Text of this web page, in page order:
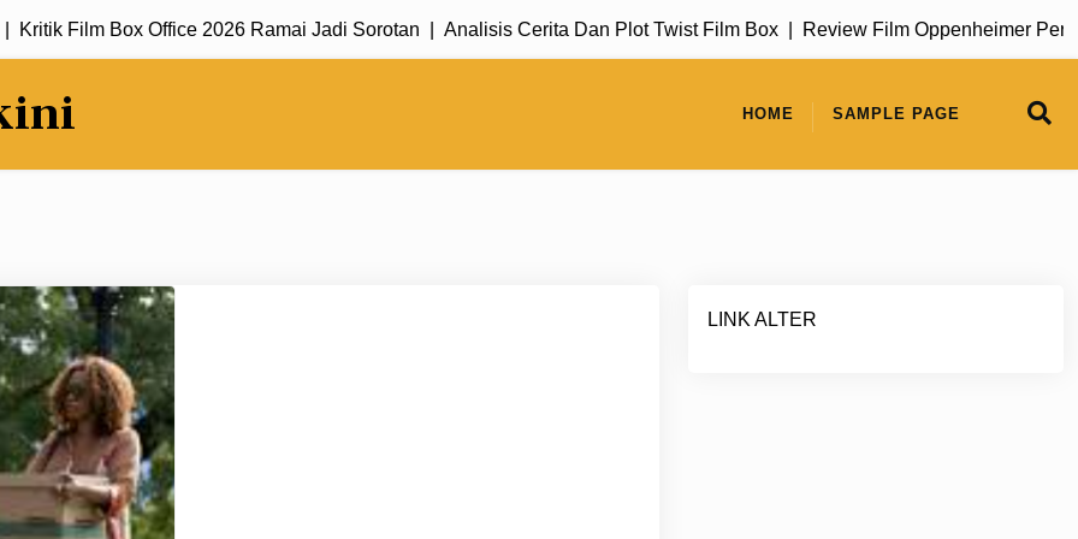
Film Box Office 2026 Ramai Jadi Sorotan |Analisis Cerita Dan Plot Twist Film Box |Review Film Oppenheimer
HOME SAMPLE PAGE
LINK ALTER